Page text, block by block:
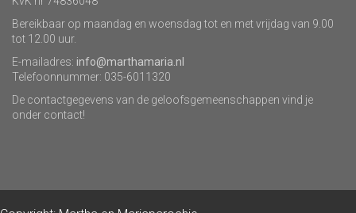
Bereikbaar op maandag en woensdag tot en met vrijdag van 9.00
tot 12.00 uur.
E-mailadres: info@marthamaria.nl
Telefoonnummer: 035-6011320
De contactgegevens van de geloofsgemeenschappen vind je
onder contact!